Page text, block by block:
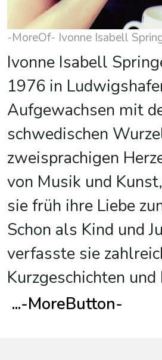
-MoreOf- Ivonne Isabell
Ivonne Isabell
1976 in
Aufgewachsen mit
schwedischen
zweisprachigen
von Musik und
sie früh ihre Liebe
Schon als Kind und
verfasste sie
Kurzgeschichten und
...-MoreButton-